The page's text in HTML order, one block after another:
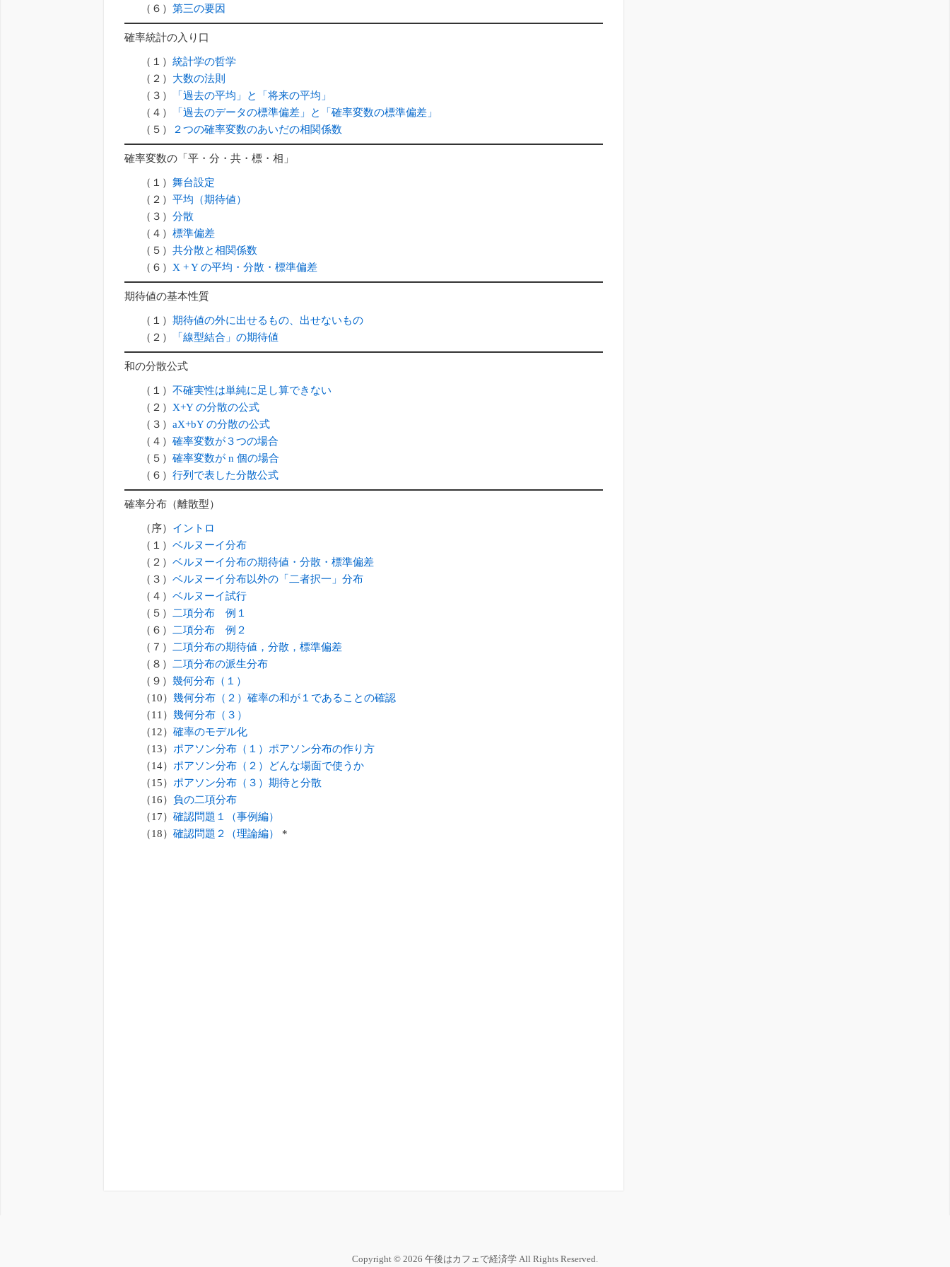
（６） 第三の要因
確率統計の入り口
（１） 統計学の哲学
（２） 大数の法則
（３）
「過去の平均」と「将来の平均」
（４）
「過去のデータの標準偏差」と「確率変数の標準偏差」
（５）
２つの確率変数のあいだの相関係数
確率変数の「平・分・共・標・相」
（１） 舞台設定
（２） 平均（期待値）
（３） 分散
（４） 標準偏差
（５） 共分散と相関係数
（６） X + Y の平均・分散・標準偏差
期待値の基本性質
（１） 期待値の外に出せるもの、出せないもの
（２）
「線型結合」の期待値
和の分散公式
（１） 不確実性は単純に足し算できない
（２） X+Y の分散の公式
（３） aX+bY の分散の公式
（４） 確率変数が３つの場合
（５） 確率変数が n 個の場合
（６） 行列で表した分散公式
確率分布（離散型）
（序） イントロ
（１） ベルヌーイ分布
（２） ベルヌーイ分布の期待値・分散・標準偏差
（３） ベルヌーイ分布以外の「二者択一」分布
（４） ベルヌーイ試行
（５） 二項分布 例１
（６） 二項分布 例２
（７） 二項分布の期待値，分散，標準偏差
（８） 二項分布の派生分布
（９） 幾何分布（１）
（10） 幾何分布（２）確率の和が１であることの確認
（11） 幾何分布（３）
（12） 確率のモデル化
（13） ポアソン分布（１）ポアソン分布の作り方
（14） ポアソン分布（２）どんな場面で使うか
（15） ポアソン分布（３）期待と分散
（16） 負の二項分布
（17） 確認問題１（事例編）
（18） 確認問題２（理論編） *
Copyright © 2026 午後はカフェで経済学 All Rights Reserved.